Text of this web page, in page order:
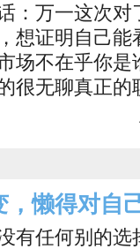
：万一这次
想证明自己
场不在乎你
很无聊真正的
懒得对自
有任何别的